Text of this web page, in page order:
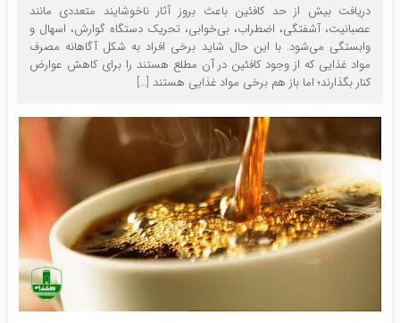
دریافت بیش از حد کافئین باعث بروز آثار ناخوشایند متعددی مانند
عصبانیت، آشفتگی، اضطراب، بی‌خوابی، تحریک دستگاه گوارش، اسهال و
وابستگی می‌شود. با این حال شاید برخی افراد به شکل آگاهانه مصرف
مواد غذایی که از وجود کافئین در آن مطلع هستند را برای کاهش عوارض
کنار بگذارند؛ اما باز هم برخی مواد غذایی هستند […]